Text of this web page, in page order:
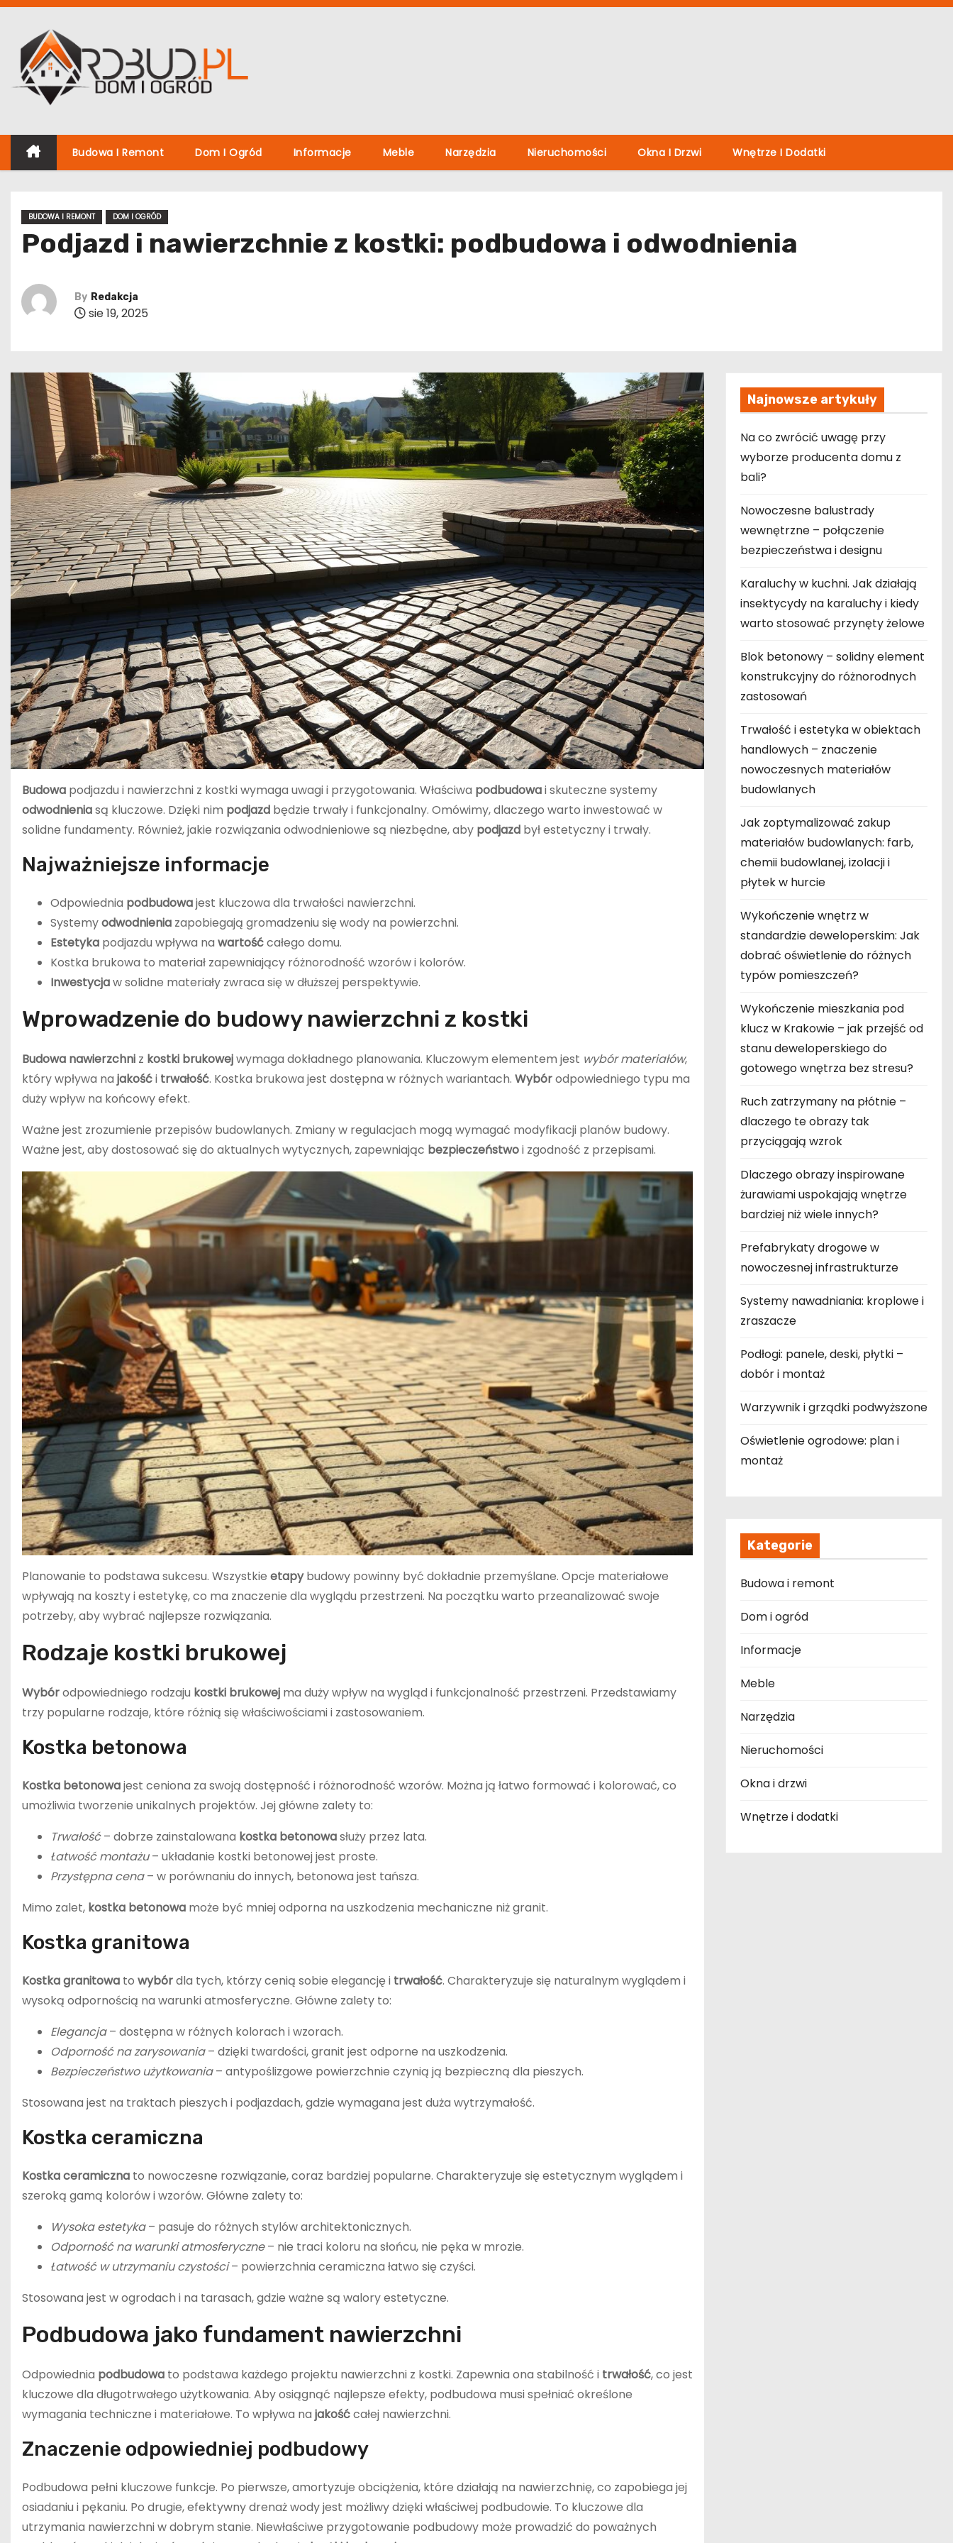
S
n
Budowa I Remont Dom I Ogród Informacje Meble Narzędzia Nieruchomości Okna I Drzwi Wnętrze I Dodatki
BUDOWA I REMONT DOM I OGRÓD
Podjazd i nawierzchnie z kostki: podbudowa i odwodnienia
By Redakcja
sie 19, 2025
Budowa podjazdu i nawierzchni z kostki wymaga uwagi i przygotowania. Właściwa podbudowai skuteczne systemy
odwodnieniasą kluczowe. Dzięki nim podjazd będzie trwały i funkcjonalny. Omówimy, dlaczego warto inwestować w
solidne fundamenty. Również, jakie rozwiązania odwodnieniowe są niezbędne, aby podjazd był estetyczny i trwały.
Najważniejsze informacje
Odpowiednia podbudowajest kluczowa dla trwałości nawierzchni.
Systemyodwodnienia zapobiegają gromadzeniu się wody na powierzchni.
Estetyka podjazdu wpływa na wartośćcałego domu.
Kostka brukowa to materiał zapewniający różnorodność wzorów i kolorów.
Inwestycjaw solidne materiały zwraca się w dłuższej perspektywie.
Wprowadzenie do budowy nawierzchni z kostki
Budowa nawierzchni z kostki brukowejwymaga dokładnego planowania. Kluczowym elementem jest wybór materiałów,
który wpływa na jakośći trwałość. Kostka brukowa jest dostępna w różnych wariantach. Wybórodpowiedniego typu ma
duży wpływ na końcowy efekt.
Ważne jest zrozumienie przepisów budowlanych. Zmiany w regulacjach mogą wymagać modyfikacji planów budowy.
Ważne jest, aby dostosować się do aktualnych wytycznych, zapewniając bezpieczeństwoi zgodność z przepisami.
Planowanie to podstawa sukcesu. Wszystkie etapybudowy powinny być dokładnie przemyślane. Opcje materiałowe
wpływają na koszty i estetykę, co ma znaczenie dla wyglądu przestrzeni. Na początku warto przeanalizować swoje
potrzeby, aby wybrać najlepsze rozwiązania.
Rodzaje kostki brukowej
Wybórodpowiedniego rodzaju kostki brukowej ma duży wpływ na wygląd i funkcjonalność przestrzeni. Przedstawiamy
trzy popularne rodzaje, które różnią się właściwościami i zastosowaniem.
Kostka betonowa
Kostka betonowajest ceniona za swoją dostępność i różnorodność wzorów. Można ją łatwo formować i kolorować, co
umożliwia tworzenie unikalnych projektów. Jej główne zalety to:
Trwałość– dobrze zainstalowana kostka betonowasłuży przez lata.
Łatwość montażu– układanie kostki betonowej jest proste.
Przystępna cena– w porównaniu do innych, betonowa jest tańsza.
Mimo zalet, kostka betonowa może być mniej odporna na uszkodzenia mechaniczne niż granit.
Kostka granitowa
Kostka granitowa to wybórdla tych, którzy cenią sobie elegancję i trwałość. Charakteryzuje się naturalnym wyglądem i
wysoką odpornością na warunki atmosferyczne. Główne zalety to:
Elegancja– dostępna w różnych kolorach i wzorach.
Odporność na zarysowania– dzięki twardości, granit jest odporne na uszkodzenia.
Bezpieczeństwo użytkowania– antypoślizgowe powierzchnie czynią ją bezpieczną dla pieszych.
Stosowana jest na traktach pieszych i podjazdach, gdzie wymagana jest duża wytrzymałość.
Kostka ceramiczna
Kostka ceramiczna to nowoczesne rozwiązanie, coraz bardziej popularne. Charakteryzuje się estetycznym wyglądem i
szeroką gamą kolorów i wzorów. Główne zalety to:
Wysoka estetyka– pasuje do różnych stylów architektonicznych.
Odporność na warunki atmosferyczne– nie traci koloru na słońcu, nie pęka w mrozie.
Łatwość w utrzymaniu czystości– powierzchnia ceramiczna łatwo się czyści.
Stosowana jest w ogrodach i na tarasach, gdzie ważne są walory estetyczne.
Podbudowa jako fundament nawierzchni
Odpowiednia podbudowa to podstawa każdego projektu nawierzchni z kostki. Zapewnia ona stabilność i trwałość, co jest
kluczowe dla długotrwałego użytkowania. Aby osiągnąć najlepsze efekty, podbudowa musi spełniać określone
wymagania techniczne i materiałowe. To wpływa na jakośćcałej nawierzchni.
Znaczenie odpowiedniej podbudowy
Podbudowa pełni kluczowe funkcje. Po pierwsze, amortyzuje obciążenia, które działają na nawierzchnię, co zapobiega jej
osiadaniu i pękaniu. Po drugie, efektywny drenaż wody jest możliwy dzięki właściwej podbudowie. To kluczowe dla
utrzymania nawierzchni w dobrym stanie. Niewłaściwe przygotowanie podbudowy może prowadzić do poważnych
Najnowsze artykuły
Na co zwrócić uwagę przy
wyborze producenta domu z
bali?
Nowoczesne balustrady
wewnętrzne – połączenie
bezpieczeństwa i designu
Karaluchy w kuchni. Jak działają
insektycydy na karaluchy i kiedy
warto stosować przynęty żelowe
Blok betonowy – solidny element
konstrukcyjny do różnorodnych
zastosowań
Trwałość i estetyka w obiektach
handlowych – znaczenie
nowoczesnych materiałów
budowlanych
Jak zoptymalizować zakup
materiałów budowlanych: farb,
chemii budowlanej, izolacji i
płytek w hurcie
Wykończenie wnętrz w
standardzie deweloperskim: Jak
dobrać oświetlenie do różnych
typów pomieszczeń?
Wykończenie mieszkania pod
klucz w Krakowie – jak przejść od
stanu deweloperskiego do
gotowego wnętrza bez stresu?
Ruch zatrzymany na płótnie –
dlaczego te obrazy tak
przyciągają wzrok
Dlaczego obrazy inspirowane
żurawiami uspokajają wnętrze
bardziej niż wiele innych?
Prefabrykaty drogowe w
nowoczesnej infrastrukturze
Systemy nawadniania: kroplowe i
zraszacze
Podłogi: panele, deski, płytki –
dobór i montaż
Warzywnik i grządki podwyższone
Oświetlenie ogrodowe: plan i
montaż
Kategorie
Budowa i remont
Dom i ogród
Informacje
Meble
Narzędzia
Nieruchomości
Okna i drzwi
Wnętrze i dodatki